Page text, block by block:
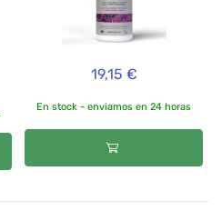
19,15 €
En stock - enviamos en 24 horas